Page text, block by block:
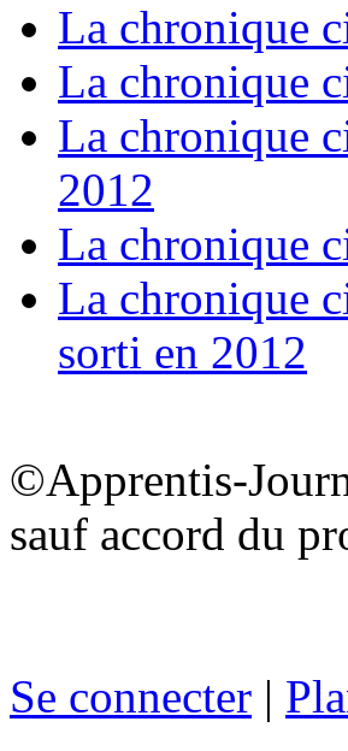
La chronique
La chronique
La chronique
2012
La chronique
La chronique
sorti en 2012
©Apprentis-
sauf accord du
Se connecter |